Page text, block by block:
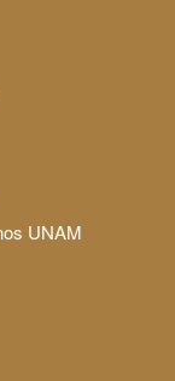
UNAM